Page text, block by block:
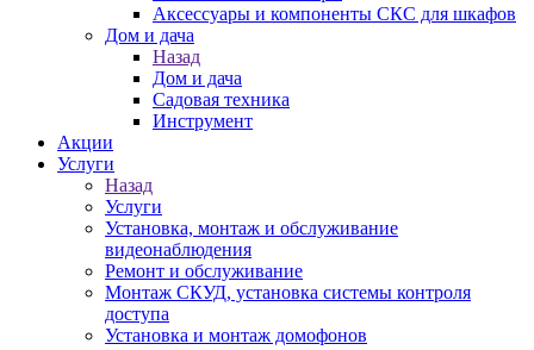
Аксессуары и компоненты СКС для шкафов
Дом и дача
Назад
Дом и дача
Садовая техника
Инструмент
Акции
Услуги
Назад
Услуги
Установка, монтаж и обслуживание
видеонаблюдения
Ремонт и обслуживание
Монтаж СКУД, установка системы контроля
доступа
Установка и монтаж домофонов